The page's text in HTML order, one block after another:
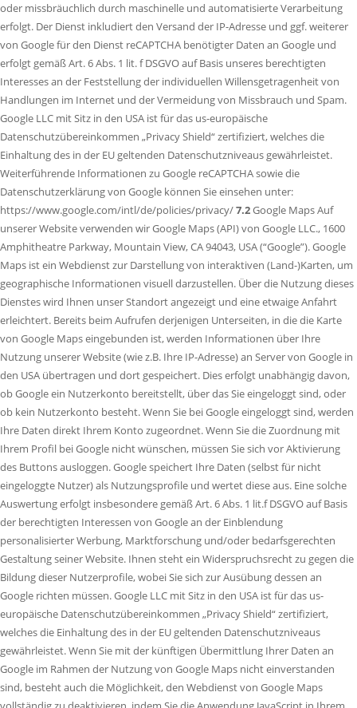
oder missbräuchlich durch maschinelle und automatisierte Verarbeitung
erfolgt. Der Dienst inkludiert den Versand der IP-Adresse und ggf. weiterer
von Google für den Dienst reCAPTCHA benötigter Daten an Google und
erfolgt gemäß Art. 6 Abs. 1 lit. f DSGVO auf Basis unseres berechtigten
Interesses an der Feststellung der individuellen Willensgetragenheit von
Handlungen im Internet und der Vermeidung von Missbrauch und Spam.
Google LLC mit Sitz in den USA ist für das us-europäische
Datenschutzübereinkommen „Privacy Shield“ zertifiziert, welches die
Einhaltung des in der EU geltenden Datenschutzniveaus gewährleistet.
Weiterführende Informationen zu Google reCAPTCHA sowie die
Datenschutzerklärung von Google können Sie einsehen unter:
https://www.google.com/intl/de/policies/privacy/7.2Google Maps Auf
unserer Website verwenden wir Google Maps (API) von Google LLC., 1600
Amphitheatre Parkway, Mountain View, CA 94043, USA (“Google”). Google
Maps ist ein Webdienst zur Darstellung von interaktiven (Land-)Karten, um
geographische Informationen visuell darzustellen. Über die Nutzung dieses
Dienstes wird Ihnen unser Standort angezeigt und eine etwaige Anfahrt
erleichtert. Bereits beim Aufrufen derjenigen Unterseiten, in die die Karte
von Google Maps eingebunden ist, werden Informationen über Ihre
Nutzung unserer Website (wie z.B. Ihre IP-Adresse) an Server von Google in
den USA übertragen und dort gespeichert. Dies erfolgt unabhängig davon,
ob Google ein Nutzerkonto bereitstellt, über das Sie eingeloggt sind, oder
ob kein Nutzerkonto besteht. Wenn Sie bei Google eingeloggt sind, werden
Ihre Daten direkt Ihrem Konto zugeordnet. Wenn Sie die Zuordnung mit
Ihrem Profil bei Google nicht wünschen, müssen Sie sich vor Aktivierung
des Buttons ausloggen. Google speichert Ihre Daten (selbst für nicht
eingeloggte Nutzer) als Nutzungsprofile und wertet diese aus. Eine solche
Auswertung erfolgt insbesondere gemäß Art. 6 Abs. 1 lit.f DSGVO auf Basis
der berechtigten Interessen von Google an der Einblendung
personalisierter Werbung, Marktforschung und/oder bedarfsgerechten
Gestaltung seiner Website. Ihnen steht ein Widerspruchsrecht zu gegen die
Bildung dieser Nutzerprofile, wobei Sie sich zur Ausübung dessen an
Google richten müssen. Google LLC mit Sitz in den USA ist für das us-
europäische Datenschutzübereinkommen „Privacy Shield“ zertifiziert,
welches die Einhaltung des in der EU geltenden Datenschutzniveaus
gewährleistet. Wenn Sie mit der künftigen Übermittlung Ihrer Daten an
Google im Rahmen der Nutzung von Google Maps nicht einverstanden
sind, besteht auch die Möglichkeit, den Webdienst von Google Maps